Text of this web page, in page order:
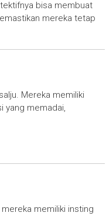
bisa membuat
mereka tetap
Mereka memiliki
yang memadai,
memiliki insting